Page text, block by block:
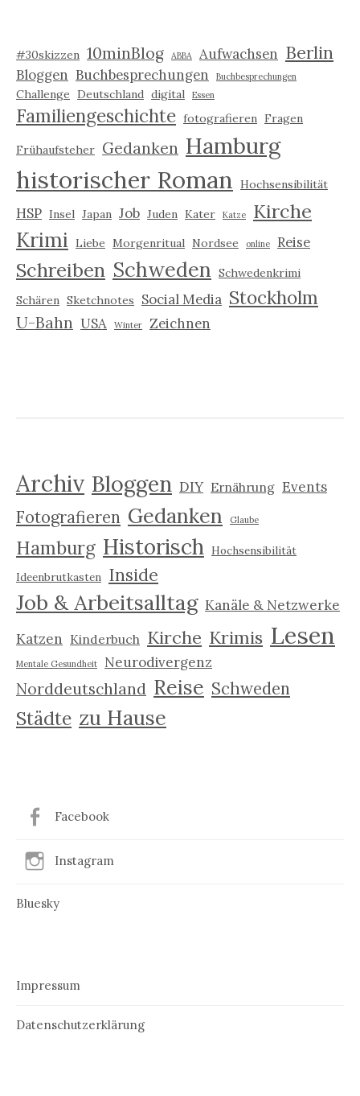
#30skizzen 10minBlog ABBA Aufwachsen Berlin
Bloggen Buchbesprechungen Buchbesprechungen
Challenge Deutschland digital Essen
Familiengeschichte fotografieren Fragen
Frühaufsteher Gedanken Hamburg
historischer Roman Hochsensibilität
HSP Insel Japan Job Juden Kater Katze Kirche
Krimi Liebe Morgenritual Nordsee online Reise
Schreiben Schweden Schwedenkrimi
Schären Sketchnotes Social Media Stockholm
U-Bahn USA Winter Zeichnen
Archiv Bloggen DIY Ernährung Events
Fotografieren Gedanken Glaube
Hamburg Historisch Hochsensibilität
Ideenbrutkasten Inside
Job & Arbeitsalltag Kanäle & Netzwerke
Katzen Kinderbuch Kirche Krimis Lesen
Mentale Gesundheit Neurodivergenz
Norddeutschland Reise Schweden
Städte zu Hause
Facebook
Instagram
Bluesky
Impressum
Datenschutzerklärung